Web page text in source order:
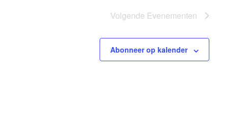
Volgende Evenementen
Abonneer op kalender